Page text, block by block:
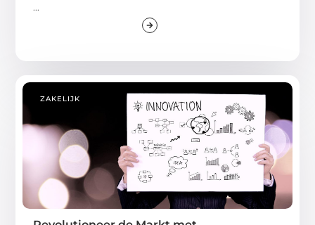
...
ZAKELIJK